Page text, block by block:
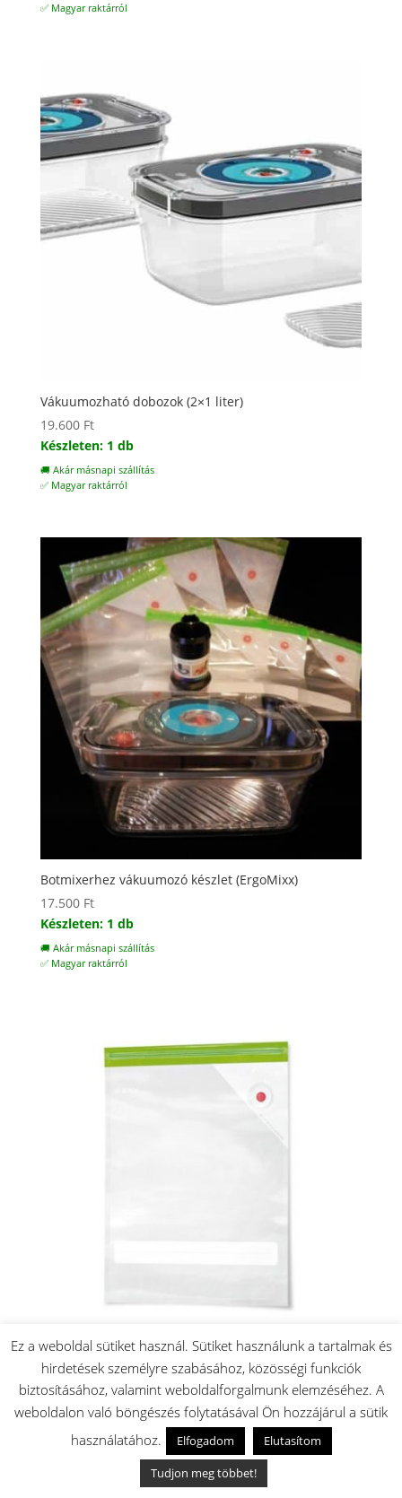
✅ Magyar raktárról
Vákuumozható dobozok (2×1 liter)
19.600 Ft
Készleten: 1 db
🚚 Akár másnapi szállítás
✅ Magyar raktárról
Botmixerhez vákuumozó készlet (ErgoMixx)
17.500 Ft
Készleten: 1 db
🚚 Akár másnapi szállítás
✅ Magyar raktárról
Ft
Készleten: 2 db
✅ Magyar raktárról
Ez a weboldal sütiket használ. Sütiket használunk a tartalmak és
hirdetések személyre szabásához, közösségi funkciók
biztosításához, valamint weboldalforgalmunk elemzéséhez. A
weboldalon való böngészés folytatásával Ön hozzájárul a sütik
használatához.
Elfogadom
Elutasítom
Tudjon meg többet!